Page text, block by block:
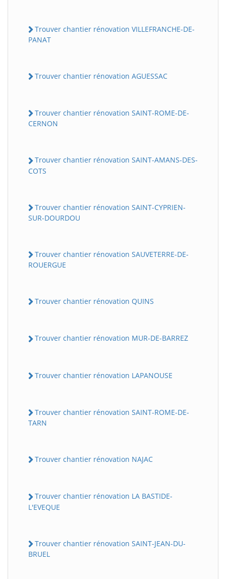
Trouver chantier rénovation VILLEFRANCHE-DE-
PANAT
Trouver chantier rénovation AGUESSAC
Trouver chantier rénovation SAINT-ROME-DE-
CERNON
Trouver chantier rénovation SAINT-AMANS-DES-
COTS
Trouver chantier rénovation SAINT-CYPRIEN-
SUR-DOURDOU
Trouver chantier rénovation SAUVETERRE-DE-
ROUERGUE
Trouver chantier rénovation QUINS
Trouver chantier rénovation MUR-DE-BARREZ
Trouver chantier rénovation LAPANOUSE
Trouver chantier rénovation SAINT-ROME-DE-
TARN
Trouver chantier rénovation NAJAC
Trouver chantier rénovation LA BASTIDE-
L'EVEQUE
Trouver chantier rénovation SAINT-JEAN-DU-
BRUEL